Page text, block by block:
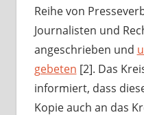
Reihe von
Journalisten und
angeschrieben und
gebeten [2]. Das
informiert, dass
Kopie auch an das